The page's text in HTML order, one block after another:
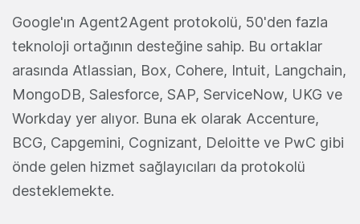
Google'ın Agent2Agent protokolü, 50'den fazla
teknoloji ortağının desteğine sahip. Bu ortaklar
arasında Atlassian, Box, Cohere, Intuit, Langchain,
MongoDB, Salesforce, SAP, ServiceNow, UKG ve
Workday yer alıyor. Buna ek olarak Accenture,
BCG, Capgemini, Cognizant, Deloitte ve PwC gibi
önde gelen hizmet sağlayıcıları da protokolü
desteklemekte.